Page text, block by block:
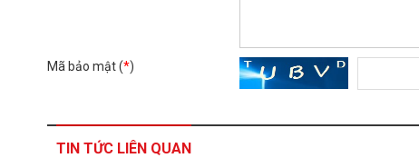
Mã bảo mật (*)
TIN TỨC LIÊN QUAN